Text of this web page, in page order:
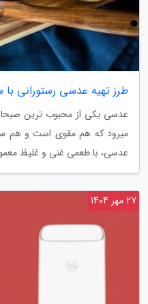
طرز تهیه عدسی رستورانی با
عدسی یکی از محبوب ترین
میرود که هم مقوی است و هم
عدسی، با طعمی غنی و غلیظ
27 مهر 1404